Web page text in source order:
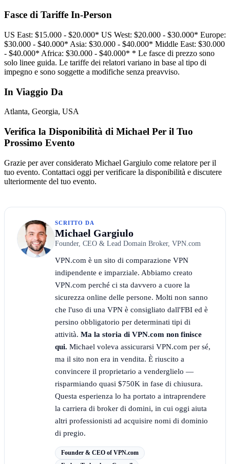
Fasce di Tariffe In-Person
US East: $15.000 - $20.000* US West: $20.000 - $30.000* Europe:
$30.000 - $40.000* Asia: $30.000 - $40.000* Middle East: $30.000
- $40.000* Africa: $30.000 - $40.000* * Le fasce di prezzo sono
solo linee guida. Le tariffe dei relatori variano in base al tipo di
impegno e sono soggette a modifiche senza preavviso.
In Viaggio Da
Atlanta, Georgia, USA
Verifica la Disponibilità di Michael Per il Tuo
Prossimo Evento
Grazie per aver considerato Michael Gargiulo come relatore per il
tuo evento. Contattaci oggi per verificare la disponibilità e discutere
ulteriormente del tuo evento.
SCRITTO DA
Michael Gargiulo
Founder, CEO & Lead Domain Broker, VPN.com
VPN.com è un sito di comparazione VPN
indipendente e imparziale. Abbiamo creato
VPN.com perché ci sta davvero a cuore la
sicurezza online delle persone. Molti non sanno
che l'uso di una VPN è consigliato dall'FBI ed è
persino obbligatorio per determinati tipi di
attività. Ma la storia di VPN.com non finisce
qui. Michael voleva assicurarsi VPN.com per sé,
ma il sito non era in vendita. È riuscito a
convincere il proprietario a venderglielo —
risparmiando quasi $750K in fase di chiusura.
Questa esperienza lo ha portato a intraprendere
la carriera di broker di domini, in cui oggi aiuta
altri professionisti ad acquisire nomi di dominio
di pregio.
Founder & CEO of VPN.com